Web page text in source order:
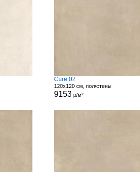
Cure 02
120x120 см, пол/стены
9153р/м²